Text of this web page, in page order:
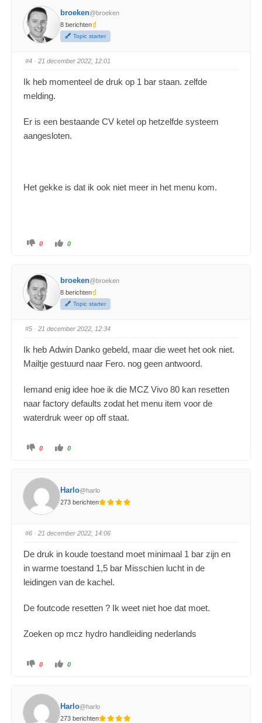
broeken@broeken
8 berichten
Topic starter
#4 · 21 december 2022, 12:01
Ik heb momenteel de druk op 1 bar staan. zelfde
melding.
Er is een bestaande CV ketel op hetzelfde systeem
aangesloten.
Het gekke is dat ik ook niet meer in het menu kom.
0 0
broeken@broeken
8 berichten
Topic starter
#5 · 21 december 2022, 12:34
Ik heb Adwin Danko gebeld, maar die weet het ook niet.
Mailtje gestuurd naar Fero. nog geen antwoord.
Iemand enig idee hoe ik die MCZ Vivo 80 kan resetten
naar factory defaults zodat het menu item voor de
waterdruk weer op off staat.
0 0
Harlo@harlo
273 berichten
#6 · 21 december 2022, 14:06
De druk in koude toestand moet minimaal 1 bar zijn en
in warme toestand 1,5 bar Misschien lucht in de
leidingen van de kachel.
De foutcode resetten ? Ik weet niet hoe dat moet.
Zoeken op mcz hydro handleiding nederlands
0 0
Harlo@harlo
273 berichten